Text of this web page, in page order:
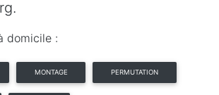
domicile :
MONTAGE PERMUTATION